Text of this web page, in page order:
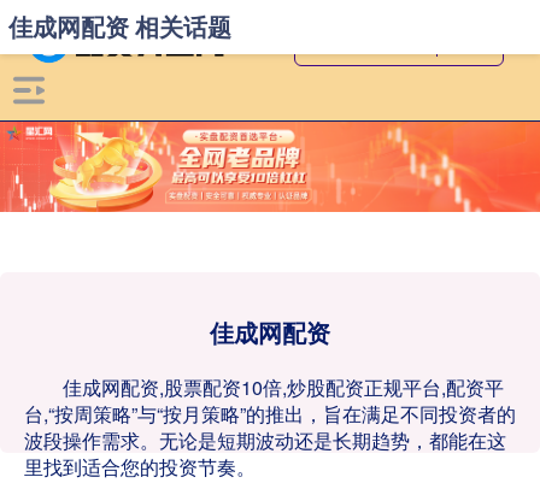
佳成网配资
佳成网配资,股票配资10倍,炒股配资正规平台,配资平
台,“按周策略”与“按月策略”的推出，旨在满足不同投资者的
波段操作需求。无论是短期波动还是长期趋势，都能在这
里找到适合您的投资节奏。
佳成网配资 相关话题